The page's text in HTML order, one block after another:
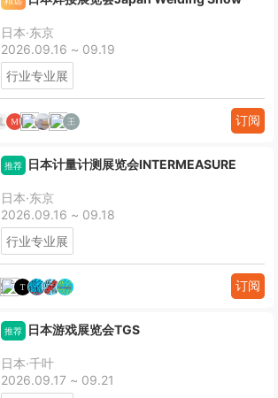
日本·东京
2026.09.16 ~ 09.19
行业专业展
订阅
推荐 日本计量计测展览会INTERMEASURE
日本·东京
2026.09.16 ~ 09.18
行业专业展
订阅
推荐 日本游戏展览会TGS
日本·千叶
2026.09.17 ~ 09.21